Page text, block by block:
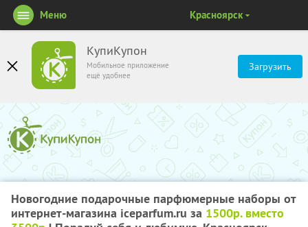
КупиКупон
Мобильное приложение
ещё удобнее
Загрузить
Меню Красноярск
Новогодние подарочные парфюмерные наборы от
интернет-магазина iceparfum.ru за 1500р. вместо